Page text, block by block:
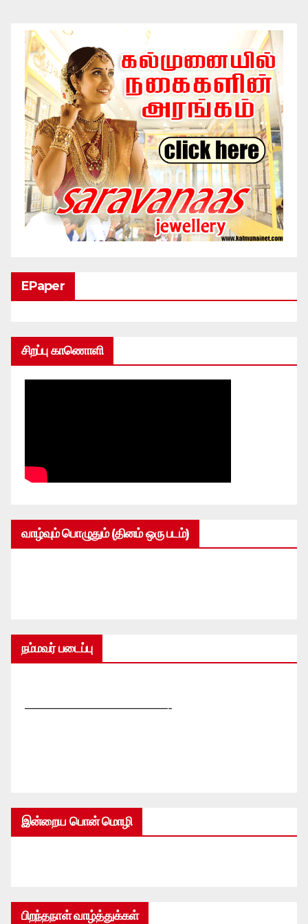
EPaper
சிறப்பு காணொளி
வாழ்வும் பொழுதும் (தினம் ஒரு படம்)
நம்மவர் படைப்பு
—————————————-
இன்றைய பொன் மொழி
பிறந்தநாள் வாழ்த்துக்கள்